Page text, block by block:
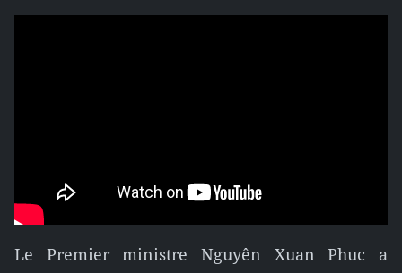
Le Premier ministre Nguyên Xuan Phuc a